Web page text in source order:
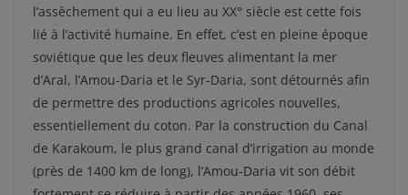
l’assèchement qui a eu lieu au XX° siècle est cette fois
lié à l’activité humaine. En effet, c’est en pleine époque
soviétique que les deux fleuves alimentant la mer
d’Aral, l’Amou-Daria et le Syr-Daria, sont détournés afin
de permettre des productions agricoles nouvelles,
essentiellement du coton. Par la construction du Canal
de Karakoum, le plus grand canal d’irrigation au monde
(près de 1400 km de long), l’Amou-Daria vit son débit